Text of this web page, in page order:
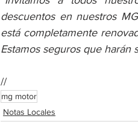
descuentos en nuestros
está completamente
Estamos seguros que harán
//
mg motor
Notas Locales